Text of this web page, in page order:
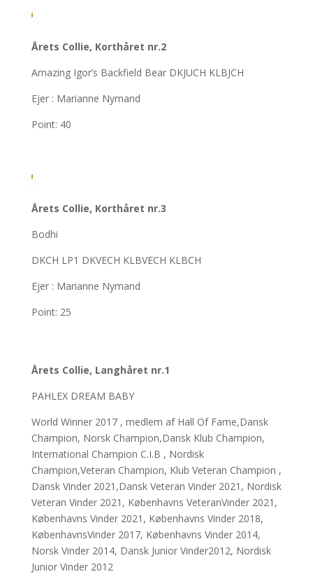
Årets Collie, Korthåret nr.2
Amazing Igor’s Backfield Bear DKJUCH KLBJCH
Ejer : Marianne Nymand
Point: 40
Årets Collie, Korthåret nr.3
Bodhi
DKCH LP1 DKVECH KLBVECH KLBCH
Ejer : Marianne Nymand
Point: 25
Årets Collie, Langhåret nr.1
PAHLEX DREAM BABY
World Winner 2017 , medlem af Hall Of Fame,Dansk
Champion, Norsk Champion,Dansk Klub Champion,
International Champion C.I.B , Nordisk
Champion,Veteran Champion, Klub Veteran Champion ,
Dansk Vinder 2021,Dansk Veteran Vinder 2021, Nordisk
Veteran Vinder 2021, Københavns VeteranVinder 2021,
Københavns Vinder 2021, Københavns Vinder 2018,
KøbenhavnsVinder 2017, Københavns Vinder 2014,
Norsk Vinder 2014, Dansk Junior Vinder2012, Nordisk
Junior Vinder 2012